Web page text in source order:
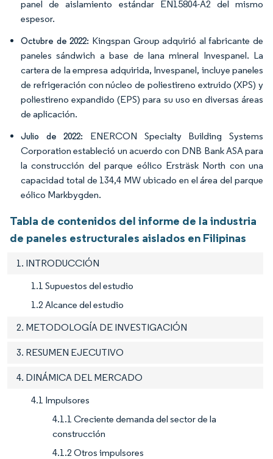
panel de aislamiento estándar EN15804-A2 del mismo
espesor.
Octubre de 2022: Kingspan Group adquirió al fabricante de
paneles sándwich a base de lana mineral Invespanel. La
cartera de la empresa adquirida, Invespanel, incluye paneles
de refrigeración con núcleo de poliestireno extruido (XPS) y
poliestireno expandido (EPS) para su uso en diversas áreas
de aplicación.
Julio de 2022:
ENERCON Specialty Building Systems
Corporation estableció un acuerdo con DNB Bank ASA para
la construcción del parque eólico Ersträsk North con una
capacidad total de 134,4 MW ubicado en el área del parque
eólico Markbygden.
Tabla de contenidos del informe de la industria
de paneles estructurales aislados en Filipinas
1. INTRODUCCIÓN
1.1 Supuestos del estudio
1.2 Alcance del estudio
2. METODOLOGÍA DE INVESTIGACIÓN
3. RESUMEN EJECUTIVO
4. DINÁMICA DEL MERCADO
4.1 Impulsores
4.1.1 Creciente demanda del sector de la
construcción
4.1.2 Otros impulsores